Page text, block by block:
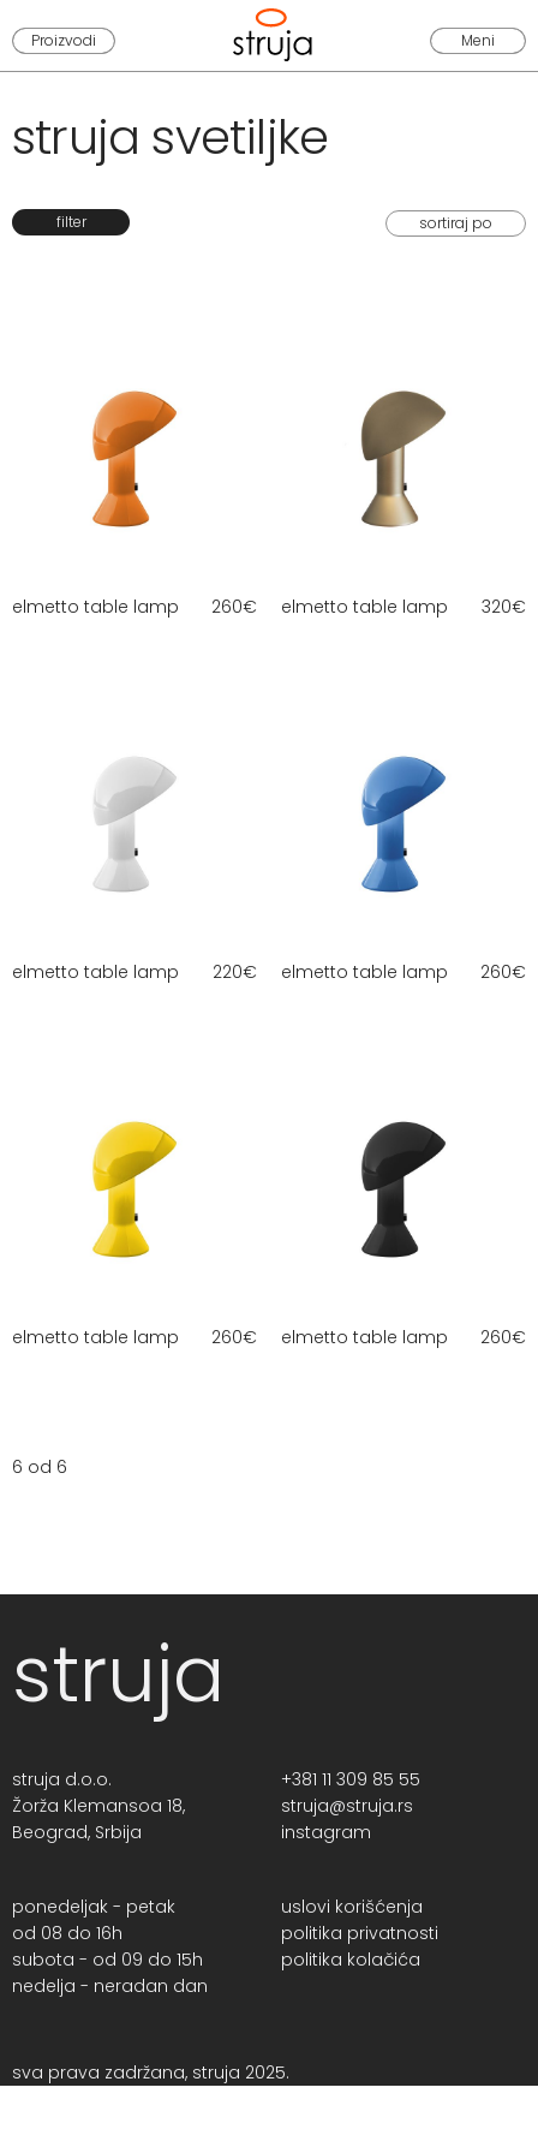
Proizvodi Meni
struja svetiljke
filter
elmetto table lamp 260€ elmetto table lamp 320€
elmetto table lamp 220€ elmetto table lamp 260€
elmetto table lamp 260€ elmetto table lamp 260€
6 od 6
struja
struja d.o.o.
Žorža Klemansoa 18,
Beograd, Srbija
+381 11 309 85 55
struja@struja.rs
instagram
ponedeljak - petak
od 08 do 16h
subota - od 09 do 15h
nedelja - neradan dan
uslovi korišćenja
politika privatnosti
politika kolačića
sva prava zadržana, struja 2025.